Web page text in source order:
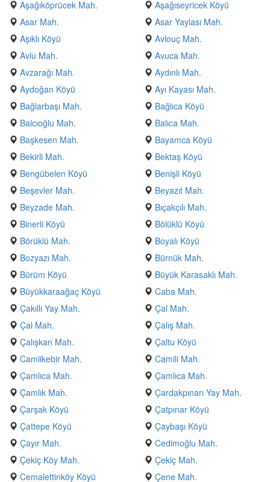
Aşağıköprücek Mah.
Aşağıseyricek Köyü
Asar Mah.
Asar Yaylası Mah.
Aşıklı Köyü
Avlouç Mah.
Avlu Mah.
Avuca Mah.
Avzarağı Mah.
Aydınlı Mah.
Aydoğan Köyü
Ayı Kayası Mah.
Bağlarbaşı Mah.
Bağlıca Köyü
Balcıoğlu Mah.
Balıca Mah.
Başkesen Mah.
Bayamca Köyü
Bekirli Mah.
Bektaş Köyü
Bengübelen Köyü
Benişli Köyü
Beşevler Mah.
Beyazıt Mah.
Beyzade Mah.
Bıçakçılı Mah.
Binerli Köyü
Bölüklü Köyü
Börüklü Mah.
Boyalı Köyü
Bozyazı Mah.
Bürnük Mah.
Bürüm Köyü
Büyük Karasaklı Mah.
Büyükkaraağaç Köyü
Caba Mah.
Çakıllı Yay Mah.
Çal Mah.
Çal Mah.
Çalış Mah.
Çalışkan Mah.
Çaltu Köyü
Camiikebir Mah.
Camili Mah.
Çamlıca Mah.
Çamlıca Mah.
Çamlık Mah.
Çardakpınarı Yay Mah.
Çarşak Köyü
Çatpınar Köyü
Çattepe Köyü
Çaybaşı Köyü
Çayır Mah.
Cedimoğlu Mah.
Çekiç Köy Mah.
Çekiç Mah.
Cemalettinköy Köyü
Çene Mah.